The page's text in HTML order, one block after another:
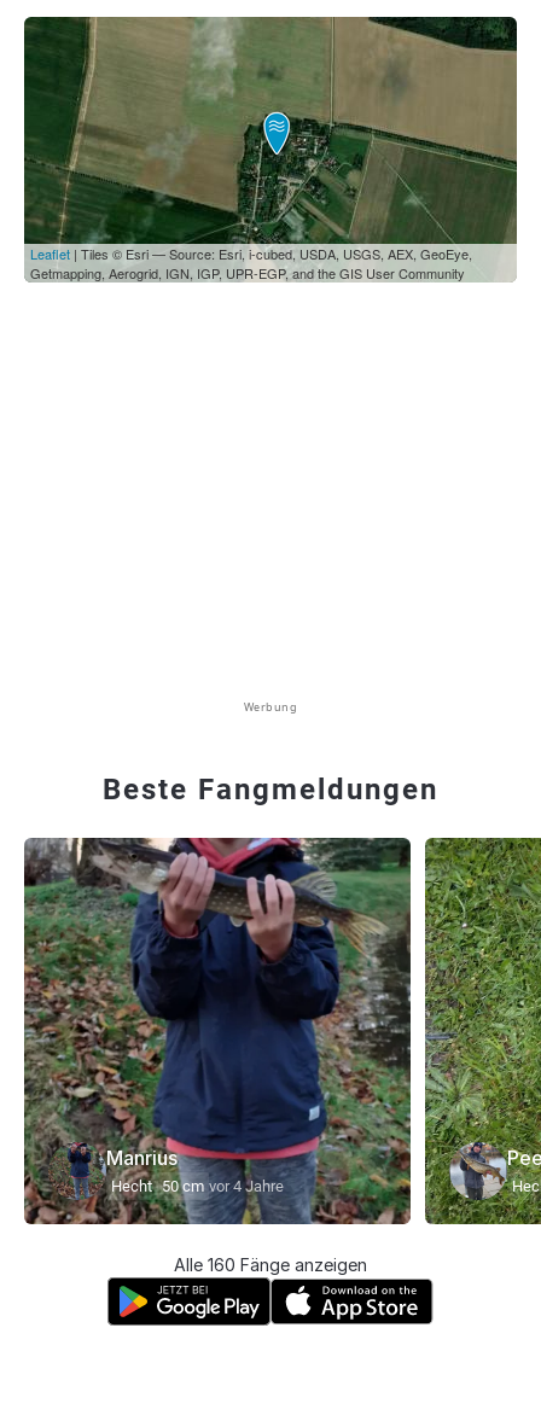
Leaflet | Tiles © Esri — Source: Esri, i-cubed, USDA, USGS, AEX, GeoEye,
Getmapping, Aerogrid, IGN, IGP, UPR-EGP, and the GIS User Community
Werbung
Beste Fangmeldungen
Manrius
Hecht 50 cm vor 4 Jahre
Alle 160 Fänge anzeigen